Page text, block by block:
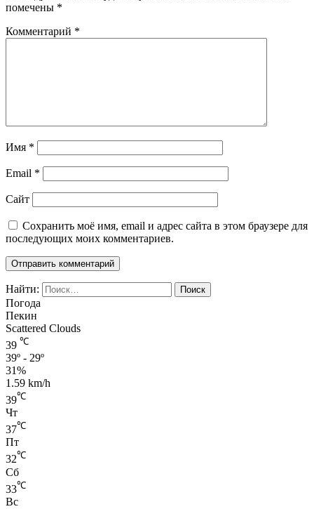
помечены *
Комментарий *
Имя *
Email *
Сайт
Сохранить моё имя, email и адрес сайта в этом браузере для
последующих моих комментариев.
Найти:
Погода
Пекин
Scattered Clouds
39 ℃
39º - 29º
31%
1.59 km/h
39℃
Чт
37℃
Пт
32℃
Сб
33℃
Вс